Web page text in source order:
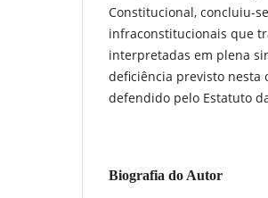
Constitucional, concluiu-
infraconstitucionais que
interpretadas em plena
deficiência previsto nesta
defendido pelo Estatuto
Biografia do Autor